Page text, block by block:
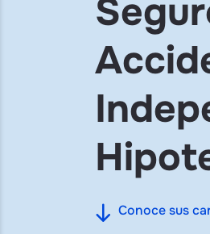
Conoce sus